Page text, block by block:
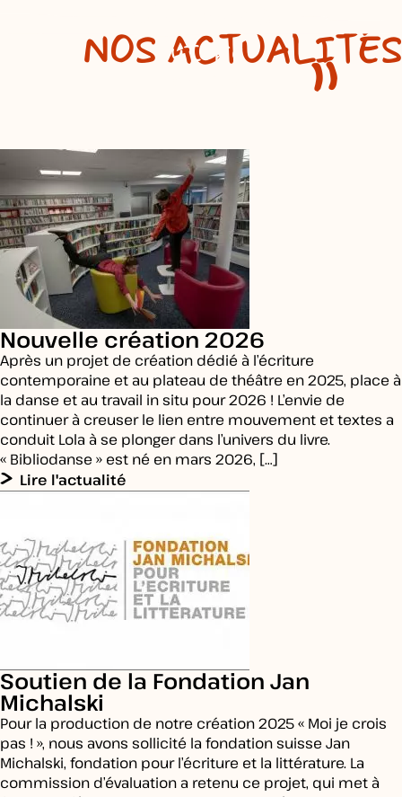
l'utopie
NOS ACTUALITÉS
Nouvelle création 2026
Après un projet de création dédié à l’écriture
contemporaine et au plateau de théâtre en 2025, place à
la danse et au travail in situ pour 2026 ! L’envie de
continuer à creuser le lien entre mouvement et textes a
conduit Lola à se plonger dans l’univers du livre.
« Bibliodanse » est né en mars 2026, […]
Lire l'actualité
Soutien de la Fondation Jan
Michalski
Pour la production de notre création 2025 « Moi je crois
pas ! », nous avons sollicité la fondation suisse Jan
Michalski, fondation pour l’écriture et la littérature. La
commission d’évaluation a retenu ce projet, qui met à